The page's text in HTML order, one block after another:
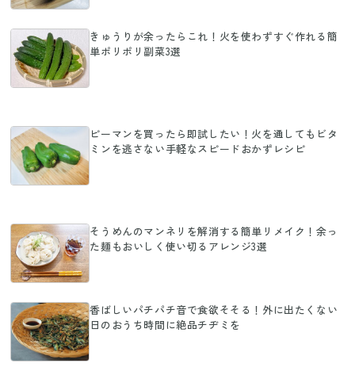
きゅうりが余ったらこれ！火を使わずすぐ作れる簡
単ポリポリ副菜3選
ピーマンを買ったら即試したい！火を通してもビタ
ミンを逃さない手軽なスピードおかずレシピ
そうめんのマンネリを解消する簡単リメイク！余っ
た麺もおいしく使い切るアレンジ3選
香ばしいパチパチ音で食欲そそる！外に出たくない
日のおうち時間に絶品チヂミを